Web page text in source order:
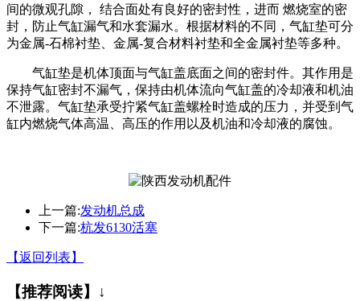
间的微观孔隙， 结合面处有良好的密封性，进而 燃烧室的密
封，防止气缸漏气和水套漏水。根据材料的不同，气缸垫可分
为金属-石棉衬垫、金属-复合材料衬垫和全金属衬垫等多种。
气缸垫是机体顶面与气缸盖底面之间的密封件。其作用是
保持气缸密封不漏气，保持由机体流向气缸盖的冷却液和机油
不泄露。气缸垫承受拧紧气缸盖螺栓时造成的压力，并受到气
缸内燃烧气体高温、高压的作用以及机油和冷却液的腐蚀。
上一篇:发动机总成
下一篇:杭发6130活塞
【返回列表】
【推荐阅读】↓